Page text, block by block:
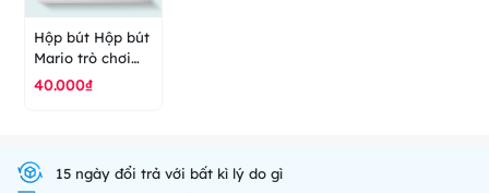
Hộp bút Hộp bút
Mario trò chơi
game 3D - hộp
40.000₫
15 ngày đổi trả với bất kì lý do gì